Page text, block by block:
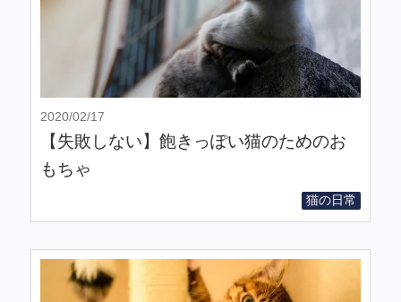
2020/02/17
【失敗しない】飽きっぽい猫のためのお
もちゃ
猫の日常